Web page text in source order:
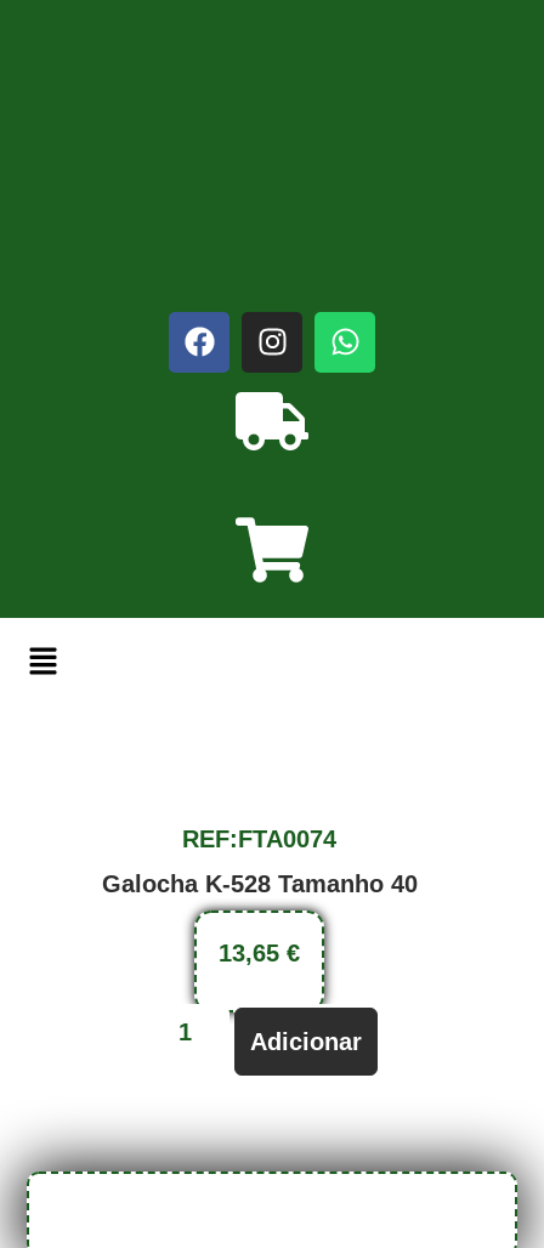
REF:FTA0074
Galocha K-528 Tamanho 40
13,65€
Adicionar